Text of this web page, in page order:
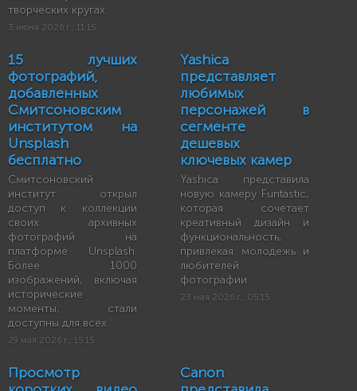
творческих кругах.
3 июня 2026 г., 11:15
15 лучших
фотографий,
добавленных
Смитсоновским
институтом на
Unsplash
бесплатно
Смитсоновский
институт открыл
доступ к коллекции
своих архивных
фотографий на
платформе Unsplash.
Более 1000
изображений, включая
исторические
моменты, стали
доступны для всех.
29 мая 2026 г., 15:15
Yashica
представляет
любимых
персонажей в
сегменте
дешевых
ключевых камер
Yashica представила
новую камеру Funtastic,
которая сочетает
креативный дизайн и
функциональность,
привлекая молодежь и
любителей
фотографии.
23 мая 2026 г., 05:15
Просмотр
Canon